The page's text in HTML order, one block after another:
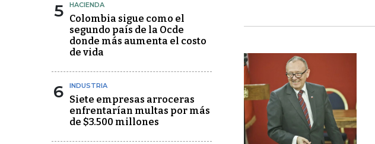
5 HACIENDA
Colombia sigue como el
segundo país de la Ocde
donde más aumenta el costo
de vida
6 INDUSTRIA
Siete empresas arroceras
enfrentarían multas por más
de $3.500 millones